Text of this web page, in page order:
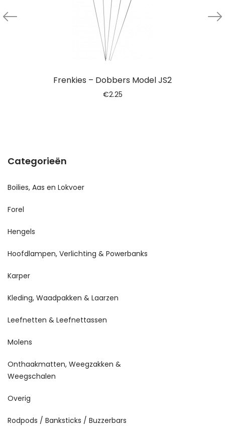
Frenkies – Dobbers Model JS2
€2.25
Categorieën
Boilies, Aas en Lokvoer
Forel
Hengels
Hoofdlampen, Verlichting & Powerbanks
Karper
Kleding, Waadpakken & Laarzen
Leefnetten & Leefnettassen
Molens
Onthaakmatten, Weegzakken &
Weegschalen
Overig
Rodpods / Banksticks / Buzzerbars